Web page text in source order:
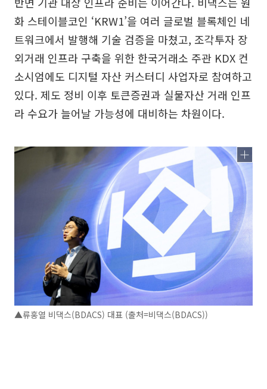
화 스테이블코인 ‘KRW1’을 여러 글로벌 블록체인 네
트워크에서 발행해 기술 검증을 마쳤고, 조각투자 장
외거래 인프라 구축을 위한 한국거래소 주관 KDX 컨
소시엄에도 디지털 자산 커스터디 사업자로 참여하고
있다. 제도 정비 이후 토큰증권과 실물자산 거래 인프
라 수요가 늘어날 가능성에 대비하는 차원이다.
▲류홍열 비댁스(BDACS) 대표 (출처=비댁스(BDACS))